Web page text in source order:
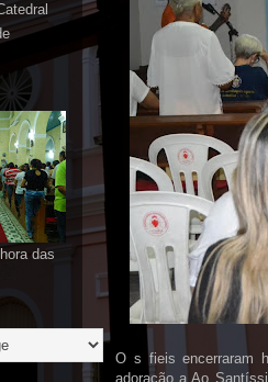
O s fieis encerraram
adoração a Ao
das